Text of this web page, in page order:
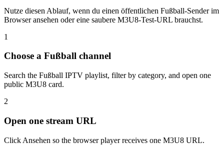
Nutze diesen Ablauf, wenn du einen öffentlichen Fußball-Sender im
Browser ansehen oder eine saubere M3U8-Test-URL brauchst.
1
Choose a Fußball channel
Search the Fußball IPTV playlist, filter by category, and open one
public M3U8 card.
2
Open one stream URL
Click Ansehen so the browser player receives one M3U8 URL.